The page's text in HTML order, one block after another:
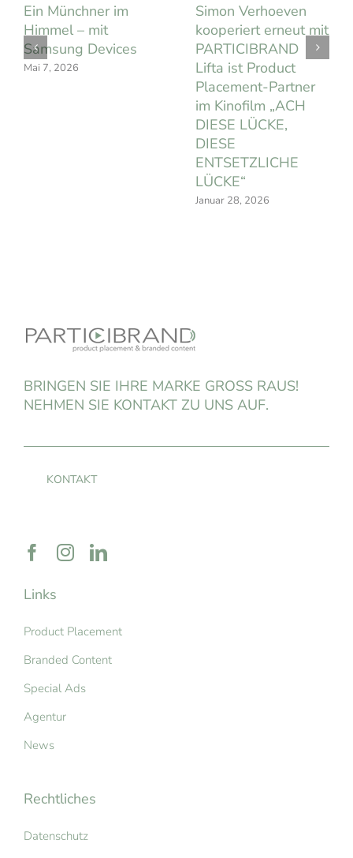
Ein Münchner im
Himmel – mit
Samsung Devices
Mai 7, 2026
Simon Verhoeven
kooperiert erneut mit
PARTICIBRAND
Lifta ist Product
Placement-Partner
im Kinofilm „ACH
DIESE LÜCKE,
DIESE
ENTSETZLICHE
LÜCKE“
Januar 28, 2026
BRINGEN SIE IHRE MARKE GROSS RAUS!
NEHMEN SIE KONTAKT ZU UNS AUF.
KONTAKT
Links
Product Placement
Branded Content
Special Ads
Agentur
News
Rechtliches
Datenschutz